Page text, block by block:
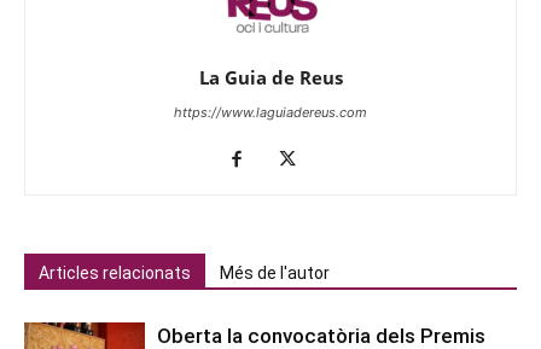
La Guia de Reus
https://www.laguiadereus.com
Articles relacionats Més de l'autor
Oberta la convocatòria dels Premis